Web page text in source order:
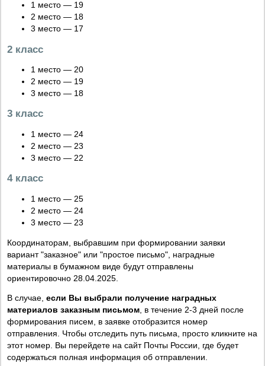
1 место — 19
2 место — 18
3 место — 17
2 класс
1 место — 20
2 место — 19
3 место — 18
3 класс
1 место — 24
2 место — 23
3 место — 22
4 класс
1 место — 25
2 место — 24
3 место — 23
Координаторам, выбравшим при формировании заявки
вариант "заказное" или "простое письмо", наградные
материалы в бумажном виде будут отправлены
ориентировочно 28.04.2025.
В случае, если Вы выбрали получение наградных
материалов заказным письмом , в течение 2-3 дней после
формирования писем, в заявке отобразится номер
отправления. Чтобы отследить путь письма, просто кликните на
этот номер. Вы перейдете на сайт Почты России, где будет
содержаться полная информация об отправлении.